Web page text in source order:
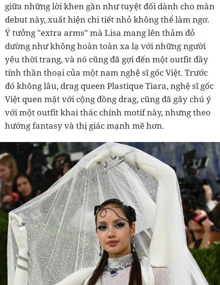
giữa những lời khen gần như tuyệt đối dành cho màn
debut này, xuất hiện chi tiết nhỏ không thể làm ngơ.
Ý tưởng "extra arms" mà Lisa mang lên thảm đỏ
dường như không hoàn toàn xa lạ với những người
yêu thời trang, và nó cũng đã gợi đến một outfit đầy
tính thần thoại của một nam nghệ sĩ gốc Việt. Trước
đó không lâu, drag queen Plastique Tiara, nghệ sĩ gốc
Việt quen mặt với cộng đồng drag, cũng đã gây chú ý
với một outfit khai thác chính motif này, nhưng theo
hướng fantasy và thị giác mạnh mẽ hơn.